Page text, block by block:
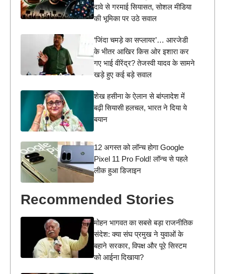
दावे से गरमाई सियासत, सोशल मीडिया
की भूमिका पर उठे सवाल
‘जिंदा चमड़े का सप्लायर’… आरजेडी
के भीतर आखिर किस ओर इशारा कर
गए भाई वीरेंद्र? तेजस्वी यादव के सामने
खड़े हुए कई बड़े सवाल
शेख हसीना के ऐलान से बांग्लादेश में
बढ़ी सियासी हलचल, भारत ने दिया ये
बयान
12 अगस्त को लॉन्च होगा Google
Pixel 11 Pro Fold! लॉन्च से पहले
लीक हुआ डिजाइन
Recommended Stories
मोहन भागवत का सबसे बड़ा राजनीतिक
संदेश: क्या संघ प्रमुख ने युवाओं के
बहाने सरकार, विपक्ष और पूरे सिस्टम
को आईना दिखाया?